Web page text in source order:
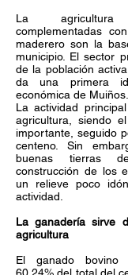
La
complementadas
maderero son la
municipio. El sector
de la población
da una primera
económica de Muiños.
La actividad
agricultura, siendo
importante, seguido
centeno. Sin
buenas tierras
construcción de los
un relieve poco
actividad.
La ganadería sirve
agricultura
El ganado bovino